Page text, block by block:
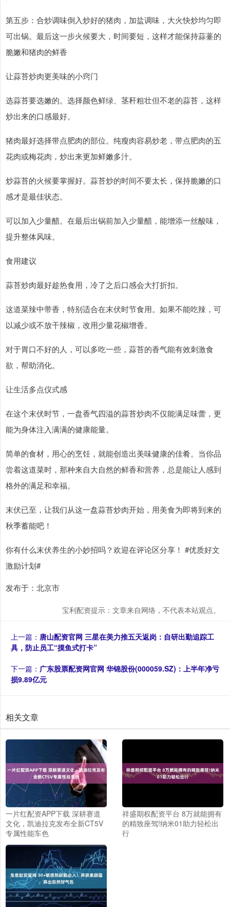
第五步：合炒调味倒入炒好的猪肉，加盐调味，大火快炒均匀即
可出锅。最后这一步火候要大，时间要短，这样才能保持蒜薹的
脆嫩和猪肉的鲜香
让蒜苔炒肉更美味的小窍门
选蒜苔要选嫩的。选择颜色鲜绿、茎秆粗壮但不老的蒜苔，这样
炒出来的口感最好。
猪肉最好选择带点肥肉的部位。纯瘦肉容易炒老，带点肥肉的五
花肉或梅花肉，炒出来更加鲜嫩多汁。
炒蒜苔的火候要掌握好。蒜苔炒的时间不要太长，保持脆嫩的口
感才是最佳状态。
可以加入少量醋。在最后出锅前加入少量醋，能增添一丝酸味，
提升整体风味。
食用建议
蒜苔炒肉最好趁热食用，冷了之后口感会大打折扣。
这道菜辣中带香，特别适合在末伏时节食用。如果不能吃辣，可
以减少或不放干辣椒，改用少量花椒增香。
对于胃口不好的人，可以多吃一些，蒜苔的香气能有效刺激食
欲，帮助消化。
让生活多点仪式感
在这个末伏时节，一盘香气四溢的蒜苔炒肉不仅能满足味蕾，更
能为身体注入满满的健康能量。
简单的食材，用心的烹饪，就能创造出美味健康的佳肴。当你品
尝着这道菜时，那种来自大自然的鲜香和营养，总是能让人感到
格外的满足和幸福。
末伏已至，让我们从这一盘蒜苔炒肉开始，用美食为即将到来的
秋季蓄能吧！
你有什么末伏养生的小妙招吗？欢迎在评论区分享！ #优质好文
激励计划#
发布于：北京市
宝利配资提示：文章来自网络，不代表本站观点。
上一篇： 唐山配资官网 三星在美力推五天返岗：自研出勤追踪工
具，防止员工“摸鱼式打卡”
下一篇： 广东股票配资网官网 华锦股份(000059.SZ)：上半年净亏
损9.89亿元
相关文章
一片红配资APP下载 深耕赛道
文化，凯迪拉克发布全新CT5V
专属性能车色
祥盛期权配资平台 8万就能拥有
的精致座驾!纳米01助力轻松出
行